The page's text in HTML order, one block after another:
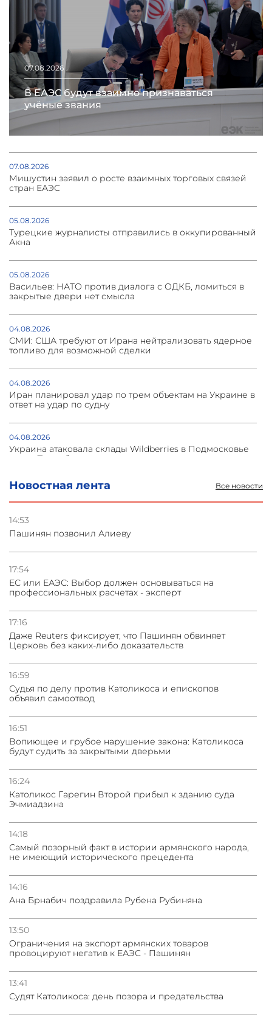
Новостная лента Все новости
14:53
Пашинян позвонил Алиеву
17:54
ЕС или ЕАЭС: Выбор должен основываться на
профессиональных расчетах - эксперт
17:16
Даже Reuters фиксирует, что Пашинян обвиняет
Церковь без каких-либо доказательств
16:59
Судья по делу против Католикоса и епископов
объявил самоотвод
16:51
Вопиющее и грубое нарушение закона: Католикоса
будут судить за закрытыми дверьми
16:24
Католикос Гарегин Второй прибыл к зданию суда
Эчмиадзина
14:18
Самый позорный факт в истории армянского народа,
не имеющий исторического прецедента
14:16
Ана Брнабич поздравила Рубена Рубиняна
13:50
Oграничения на экспорт армянских товаров
провоцируют негатив к ЕАЭС - Пашинян
13:41
Судят Католикоса: день позора и предательства
07.08.2026
В ЕАЭС будут взаимно признаваться
учёные звания
07.08.2026
Мишустин заявил о росте взаимных торговых связей
стран ЕАЭС
05.08.2026
Турецкие журналисты отправились в оккупированный
Акна
05.08.2026
Васильев: НАТО против диалога с ОДКБ, ломиться в
закрытые двери нет смысла
04.08.2026
СМИ: США требуют от Ирана нейтрализовать ядерное
топливо для возможной сделки
04.08.2026
Иран планировал удар по трем объектам на Украине в
ответ на удар по судну
04.08.2026
Украина атаковала склады Wildberries в Подмосковье
и под Петербургом
03.08.2026
Стратегия безопасности ОДКБ допускает применение
Азербайджане
31.07.2026
Сотрудничество и очереди – детали визита главы
погрануправления СНБ Армении в Тбилиси